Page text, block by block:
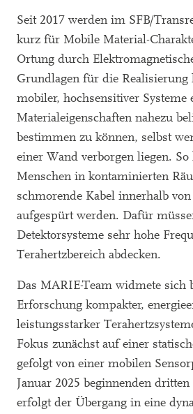
Seit 2017 werden im SFB/
kurz für Mobile Material-
Ortung durch
Grundlagen für die Realisierung
mobiler, hochsensitiver
Materialeigenschaften nahezu
bestimmen zu können, selbst
einer Wand verborgen liegen.
Menschen in kontaminierten
schmorende Kabel innerhalb
aufgespürt werden. Dafür
Detektorsysteme sehr hohe
Terahertzbereich abdecken.
Das MARIE-Team widmete sich
Erforschung kompakter,
leistungsstarker
Fokus zunächst auf einer
gefolgt von einer mobilen
Januar 2025 beginnenden
erfolgt der Übergang in eine